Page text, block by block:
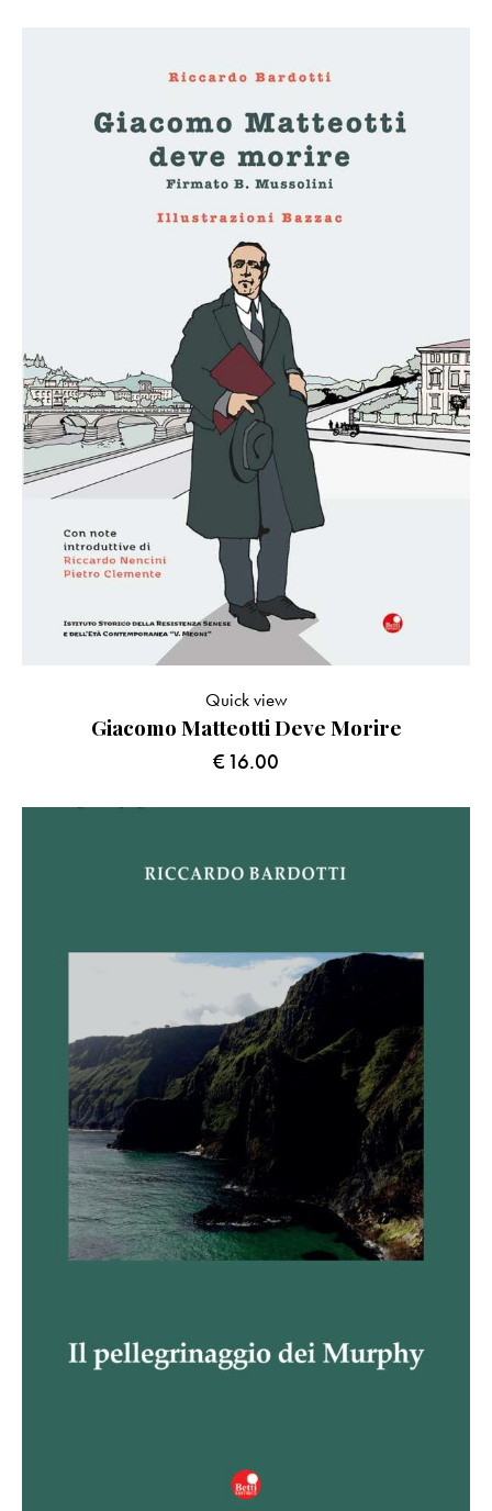
Giacomo Matteotti Deve Morire
€16.00
Quick view